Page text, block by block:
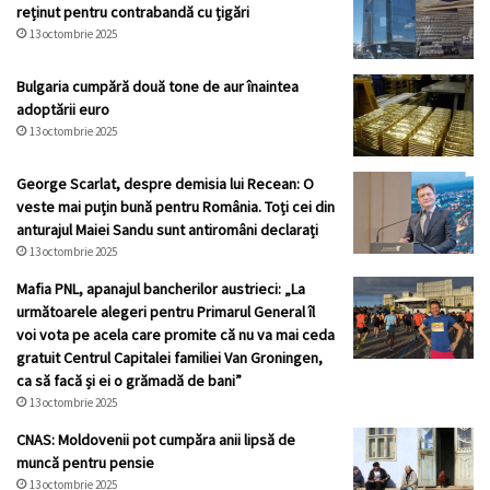
reținut pentru contrabandă cu țigări
13 octombrie 2025
Bulgaria cumpără două tone de aur înaintea
adoptării euro
13 octombrie 2025
George Scarlat, despre demisia lui Recean: O
veste mai puțin bună pentru România. Toți cei din
anturajul Maiei Sandu sunt antiromâni declarați
13 octombrie 2025
Mafia PNL, apanajul bancherilor austrieci: „La
următoarele alegeri pentru Primarul General îl
voi vota pe acela care promite că nu va mai ceda
gratuit Centrul Capitalei familiei Van Groningen,
ca să facă și ei o grămadă de bani”
13 octombrie 2025
CNAS: Moldovenii pot cumpăra anii lipsă de
muncă pentru pensie
13 octombrie 2025